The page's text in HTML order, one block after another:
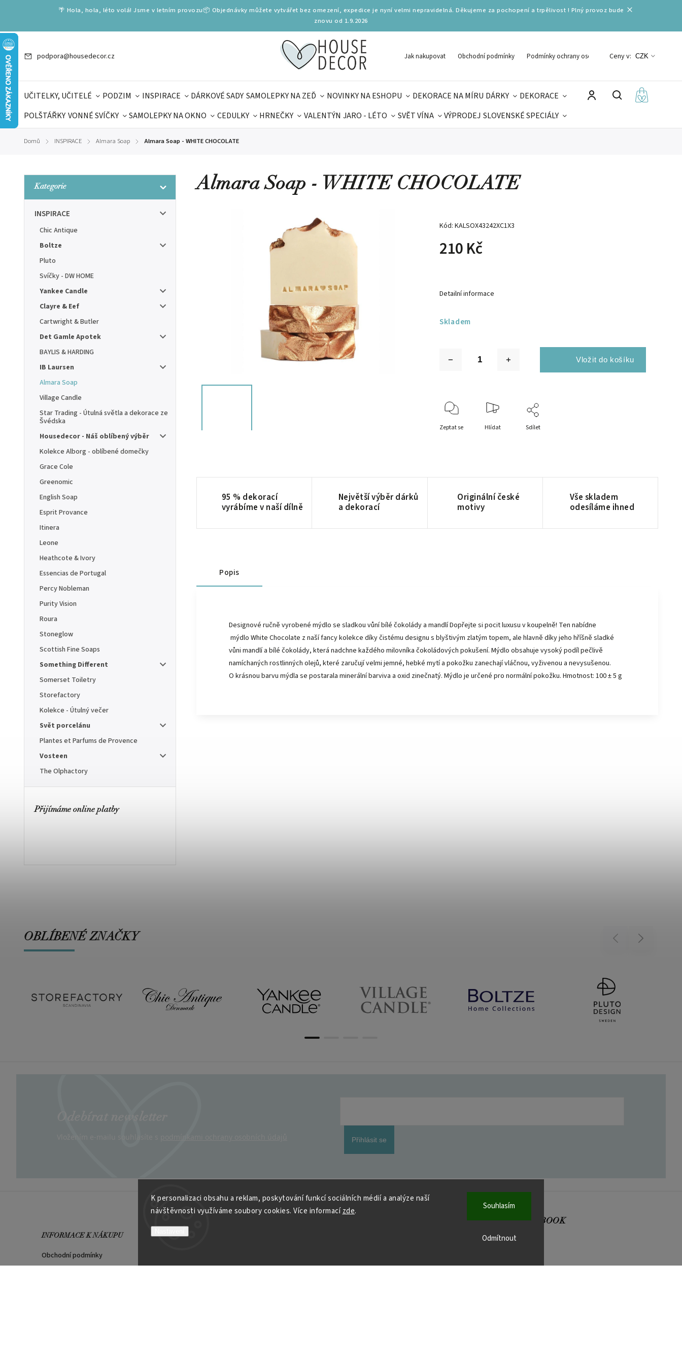
K personalizaci obsahu a reklam, poskytování funkcí sociálních médií a analýze naší
návštěvnosti využíváme soubory cookies. Více informacízde.
Odmítnout
Souhlasím
🌴 Hola, hola, léto volá! Jsme v letním provozu📦 Objednávky můžete vytvářet bez omezení, expedice je nyní velmi nepravidelná. Děkujeme za pochopení a trpělivost ! Plný provoz bude
znovu od 1.9.2026
podpora@housedecor.cz Jak nakupovat Obchodní podmínky Podmínky ochrany osobních údajů
Ceny v: CZK
UČITELKY, UČITELÉ PODZIM INSPIRACE DÁRKOVÉ SADY SAMOLEPKY NA ZEĎ NOVINKY NA ESHOPU DEKORACE NA MÍRU DÁRKY
DEKORACE
POLŠTÁŘKY VONNÉ SVÍČKY SAMOLEPKY NA OKNO CEDULKY HRNEČKY VALENTÝN JARO - LÉTO SVĚT VÍNA VÝPRODEJ SLOVENSKÉ SPECIÁLY
Domů / INSPIRACE / Almara Soap / Almara Soap - WHITE CHOCOLATE
Kategorie
INSPIRACE
Chic Antique
Boltze
Pluto
Svíčky - DW HOME
Yankee Candle
Clayre & Eef
Cartwright & Butler
Det Gamle Apotek
BAYLIS & HARDING
IB Laursen
Almara Soap
Village Candle
Star Trading - Útulná světla a dekorace ze
Švédska
Housedecor - Náš oblíbený výběr
Kolekce Alborg - oblíbené domečky
Grace Cole
Greenomic
English Soap
Esprit Provance
Itinera
Leone
Heathcote & Ivory
Essencias de Portugal
Percy Nobleman
Purity Vision
Roura
Stoneglow
Scottish Fine Soaps
Something Different
Somerset Toiletry
Storefactory
Kolekce - Útulný večer
Svět porcelánu
Plantes et Parfums de Provence
Vosteen
The Olphactory
Přijímáme online platby
Almara Soap - WHITE CHOCOLATE
Kód: KALSOX43242XC1X3
210 Kč
Skladem
Detailní informace
Zeptat se Hlídat Sdílet
95 % dekorací
vyrábíme v naší dílně
Největší výběr dárků
a dekorací
Originální české
motivy
Vše skladem
odesíláme ihned
Popis
Designové ručně vyrobené mýdlo se sladkou vůní bílé čokolády a mandlí Dopřejte si pocit luxusu v koupelně! Ten nabídne
mýdlo White Chocolate z naší fancy kolekce díky čistému designu s blyštivým zlatým topem, ale hlavně díky jeho hříšně sladké
vůni mandlí a bílé čokolády, která nadchne každého milovníka čokoládových pokušení. Mýdlo obsahuje vysoký podíl pečlivě
namíchaných rostlinných olejů, které zaručují velmi jemné, hebké mytí a pokožku zanechají vláčnou, vyživenou a nevysušenou.
O krásnou barvu mýdla se postarala minerální barviva a oxid zinečnatý. Mýdlo je určené pro normální pokožku. Hmotnost: 100 ± 5 g
OBLÍBENÉ ZNAČKY Previous Next
Přihlásit se
INFORMACE K NÁKUPU
Obchodní podmínky
ST– 9:00–11:00
FACEBOOK